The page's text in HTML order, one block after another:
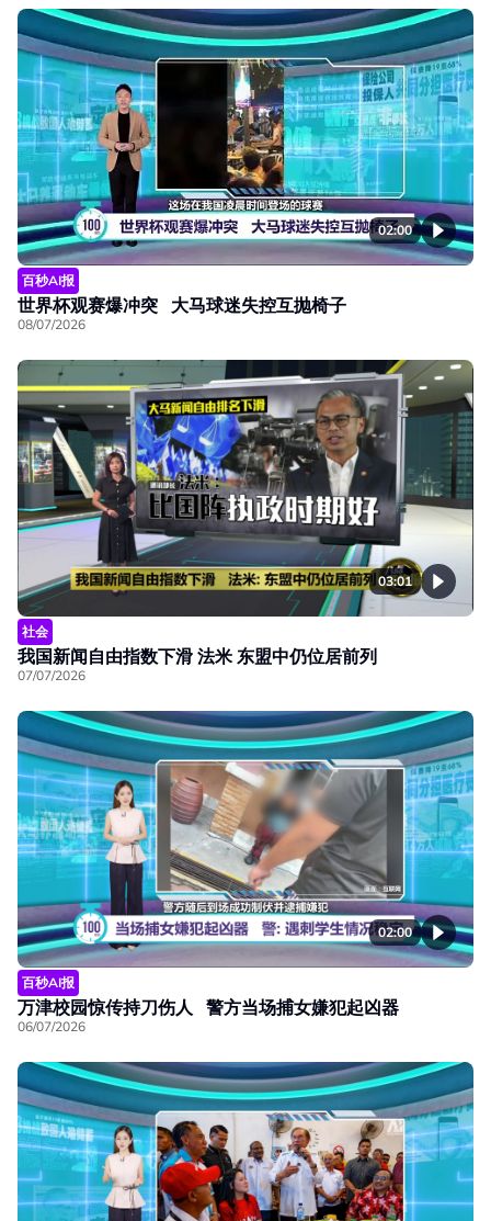
02:00
百秒AI报
世界杯观赛爆冲突 大马球迷失控互抛椅子
08/07/2026
03:01
社会
我国新闻自由指数下滑 法米 东盟中仍位居前列
07/07/2026
02:00
百秒AI报
万津校园惊传持刀伤人 警方当场捕女嫌犯起凶器
06/07/2026